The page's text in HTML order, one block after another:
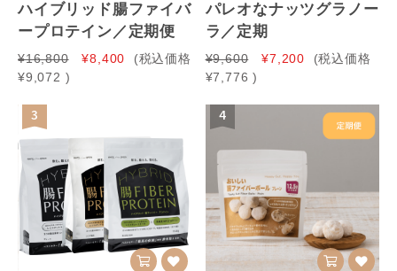
ハイブリッド腸ファイバ
ープロテイン／定期便
¥16,800 ¥8,400
(税込価格
¥9,072 )
パレオなナッツグラノー
ラ／定期
¥9,600 ¥7,200
(税込価格
¥7,776 )
3 4